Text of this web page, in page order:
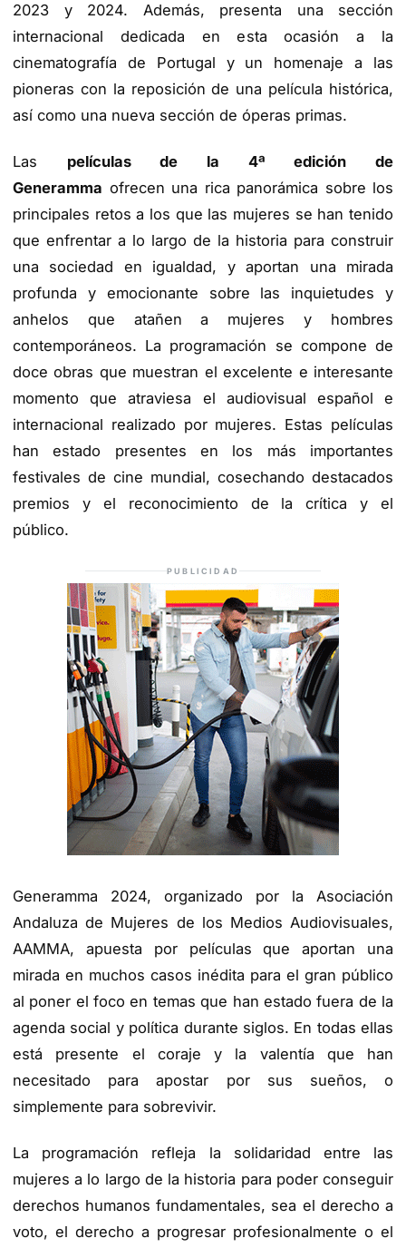
2023 y 2024. Además, presenta una sección
internacional dedicada en esta ocasión a la
cinematografía de Portugal y un homenaje a las
pioneras con la reposición de una película histórica,
así como una nueva sección de óperas primas.
Las películas de la 4ª edición de
Generamma ofrecen una rica panorámica sobre los
principales retos a los que las mujeres se han tenido
que enfrentar a lo largo de la historia para construir
una sociedad en igualdad, y aportan una mirada
profunda y emocionante sobre las inquietudes y
anhelos que atañen a mujeres y hombres
contemporáneos. La programación se compone de
doce obras que muestran el excelente e interesante
momento que atraviesa el audiovisual español e
internacional realizado por mujeres. Estas películas
han estado presentes en los más importantes
festivales de cine mundial, cosechando destacados
premios y el reconocimiento de la crítica y el
público.
PUBLICIDAD
Generamma 2024, organizado por la Asociación
Andaluza de Mujeres de los Medios Audiovisuales,
AAMMA, apuesta por películas que aportan una
mirada en muchos casos inédita para el gran público
al poner el foco en temas que han estado fuera de la
agenda social y política durante siglos. En todas ellas
está presente el coraje y la valentía que han
necesitado para apostar por sus sueños, o
simplemente para sobrevivir.
La programación refleja la solidaridad entre las
mujeres a lo largo de la historia para poder conseguir
derechos humanos fundamentales, sea el derecho a
voto, el derecho a progresar profesionalmente o el